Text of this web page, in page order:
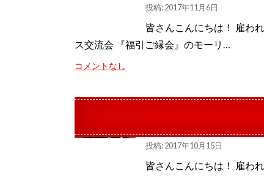
投稿: 2017年11月6日
皆さんこんにちは！ 雇わ
ス交流会 『福引ご縁会』のモーリ…
コメントなし
投稿: 2017年10月15日
皆さんこんにちは！ 雇わ